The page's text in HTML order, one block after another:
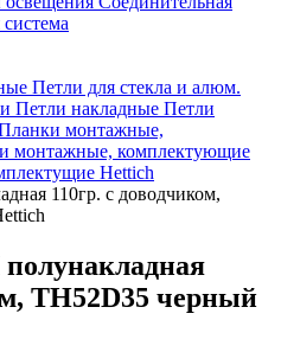
Петли для стекла и алюм.
Петли накладные Петли
монтажные,
монтажные, комплектующие
Hettich
110гр. с доводчиком,
полунакладная
ТН52D35 черный